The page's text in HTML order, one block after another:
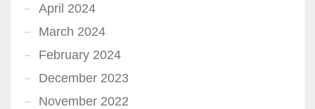
April 2024
March 2024
February 2024
December 2023
November 2022